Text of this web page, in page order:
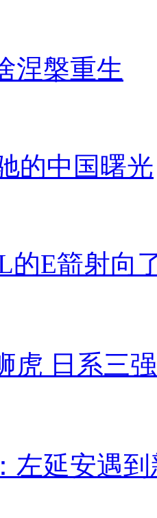
涅槃重生
的中国曙光
的E箭射向
虎 日系三
左延安遇